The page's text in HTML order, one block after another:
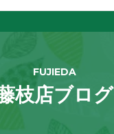
FUJIEDA
枝店ブログ